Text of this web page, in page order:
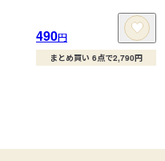
490円
まとめ買い 6点で2,790円